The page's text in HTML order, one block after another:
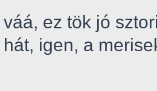
váá, ez tök jó
hát, igen, a